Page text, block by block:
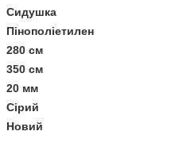
Сидушка
Пінополіетилен
280 см
350 см
20 мм
Сірий
Новий